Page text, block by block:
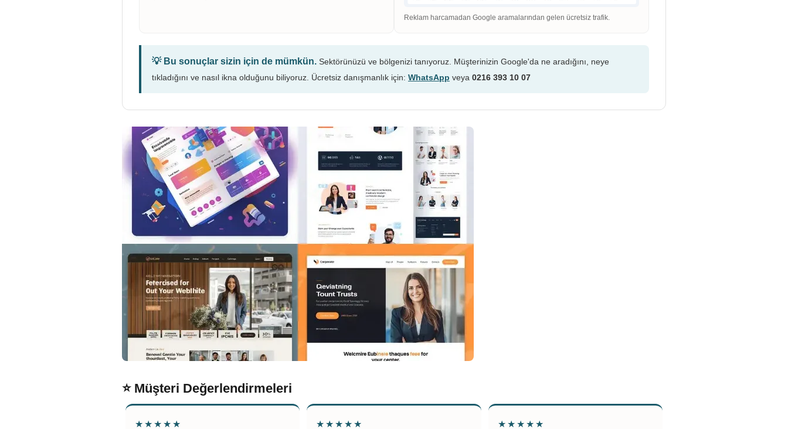
Reklam harcamadan Google aramalarından gelen ücretsiz trafik.
💡 Bu sonuçlar sizin için de mümkün. Sektörünüzü ve bölgenizi tanıyoruz. Müşterinizin Google'da ne aradığını, neye
tıkladığını ve nasıl ikna olduğunu biliyoruz. Ücretsiz danışmanlık için: WhatsApp veya 0216 393 10 07
⭐ Müşteri Değerlendirmeleri
★★★★★ ★★★★★ ★★★★★